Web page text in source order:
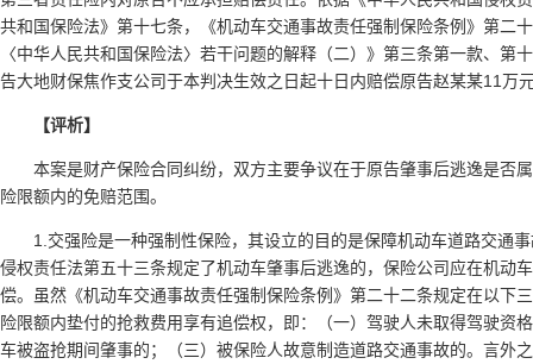
共和国保险法》第十七条，《机动车交通事故责任强制保险条例》第二
〈中华人民共和国保险法〉若干问题的解释（二）》第三条第一款、第
告大地财保焦作支公司于本判决生效之日起十日内赔偿原告赵某某11万
【评析】
本案是财产保险合同纠纷，双方主要争议在于原告肇事后逃逸是否
险限额内的免赔范围。
1.交强险是一种强制性保险，其设立的目的是保障机动车道路交通
侵权责任法第五十三条规定了机动车肇事后逃逸的，保险公司应在机动
偿。虽然《机动车交通事故责任强制保险条例》第二十二条规定在以下
险限额内垫付的抢救费用享有追偿权，即：（一）驾驶人未取得驾驶资
车被盗抢期间肇事的；（三）被保险人故意制造道路交通事故的。言外